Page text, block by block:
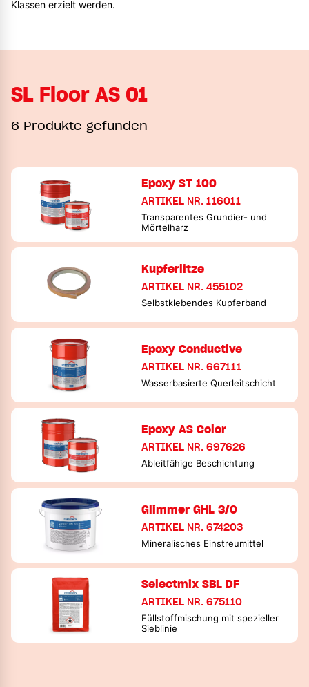
Klassen erzielt werden.
SL Floor AS 01
6 Produkte gefunden
Epoxy ST 100
ARTIKEL NR. 116011
Transparentes Grundier- und
Mörtelharz
Kupferlitze
ARTIKEL NR. 455102
Selbstklebendes Kupferband
Epoxy Conductive
ARTIKEL NR. 667111
Wasserbasierte Querleitschicht
Epoxy AS Color
ARTIKEL NR. 697626
Ableitfähige Beschichtung
Glimmer GHL 3/0
ARTIKEL NR. 674203
Mineralisches Einstreumittel
Selectmix SBL DF
ARTIKEL NR. 675110
Füllstoffmischung mit spezieller
Sieblinie